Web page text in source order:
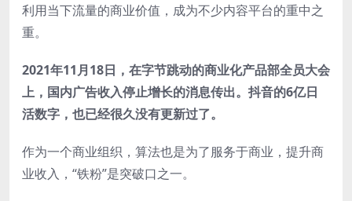
利用当下流量的商业价值，成为不少内容平台的重中之
重。
2021年11月18日，在字节跳动的商业化产品部全员大会
上，国内广告收入停止增长的消息传出。抖音的6亿日
活数字，也已经很久没有更新过了。
作为一个商业组织，算法也是为了服务于商业，提升商
业收入，“铁粉”是突破口之一。